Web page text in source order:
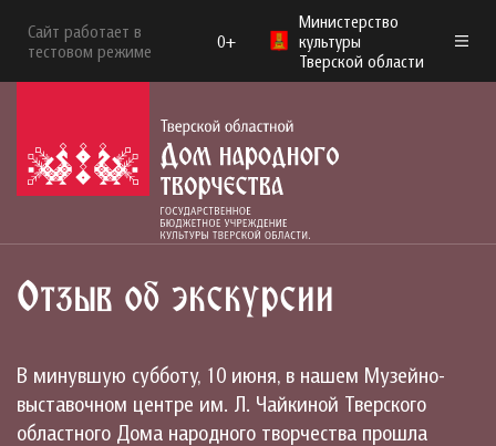
Сайт работает в
тестовом режиме
0+
Министерство
культуры
Тверской области
Отзыв об экскурсии
В минувшую субботу, 10 июня, в нашем Музейно-
выставочном центре им. Л. Чайкиной Тверского
областного Дома народного творчества прошла